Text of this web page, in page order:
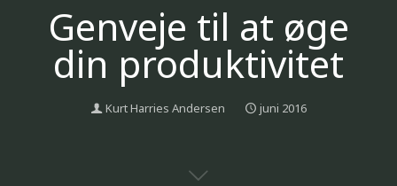
Genveje til at øge
din produktivitet
Kurt Harries Andersen juni 2016